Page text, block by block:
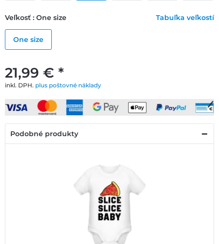
21,99 € *
inkl. DPH. plus poštovné náklady
Veľkosť : One size Tabuľka veľkostí
One size
Podobné produkty